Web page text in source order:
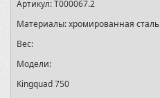
Артикул:T000067.2
Материалы:хромированная сталь
Вес:
Модели:
Kingquad 750